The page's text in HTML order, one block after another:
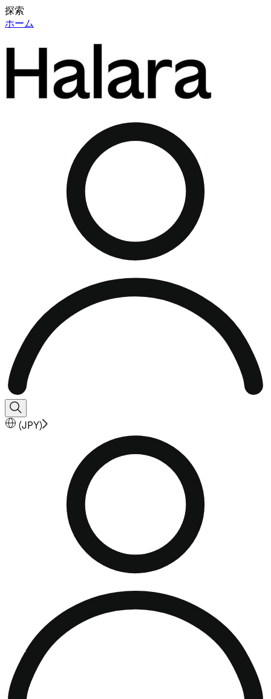
探索
ホーム
(JPY)